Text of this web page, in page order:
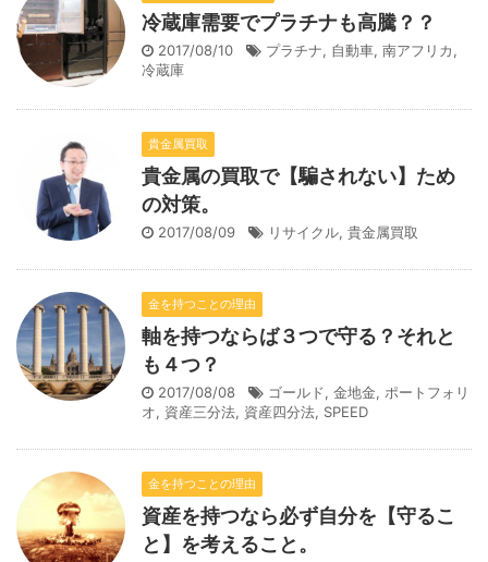
冷蔵庫需要でプラチナも高騰？？
2017/08/10 プラチナ, 自動車, 南アフリカ,
冷蔵庫
貴金属買取
貴金属の買取で【騙されない】ため
の対策。
2017/08/09 リサイクル, 貴金属買取
金を持つことの理由
軸を持つならば３つで守る？それと
も４つ？
2017/08/08 ゴールド, 金地金, ポートフォリ
オ, 資産三分法, 資産四分法, SPEED
金を持つことの理由
資産を持つなら必ず自分を【守るこ
と】を考えること。